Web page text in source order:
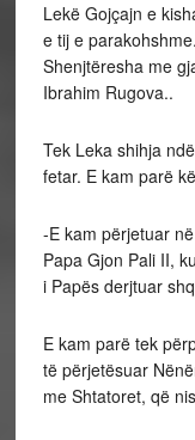
Lekë Gojçajn e
e tij e
Shenjtëresha me
Ibrahim Rugova..
Tek Leka shihja
fetar. E kam parë
-E kam përjetuar
Papa Gjon Pali II,
i Papës derjtuar
E kam parë tek
të përjetësuar
me Shtatoret, që